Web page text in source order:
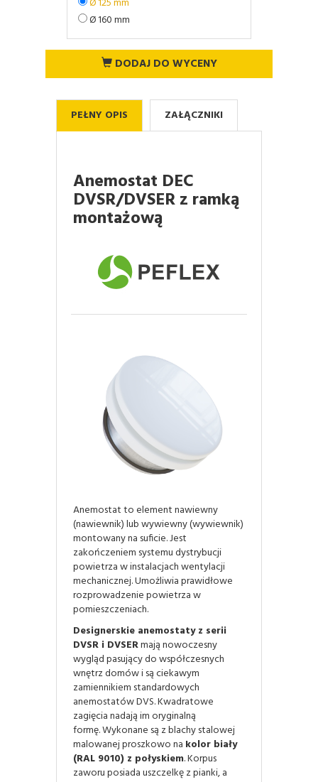
Ø 160 mm
DODAJ DO WYCENY
PEŁNY OPIS ZAŁĄCZNIKI
Anemostat DEC
DVSR/DVSER z ramką
montażową
Anemostat to element nawiewny
(nawiewnik) lub wywiewny (wywiewnik)
montowany na suficie. Jest
zakończeniem systemu dystrybucji
powietrza w instalacjach wentylacji
mechanicznej. Umożliwia prawidłowe
rozprowadzenie powietrza w
pomieszczeniach.
Designerskie anemostaty z serii
DVSR i DVSERmają nowoczesny
wygląd pasujący do współczesnych
wnętrz domów i są ciekawym
zamiennikiem standardowych
anemostatów DVS. Kwadratowe
zagięcia nadają im oryginalną
formę. Wykonane są z blachy stalowej
malowanej proszkowo na kolor biały
(RAL 9010) z połyskiem. Korpus
zaworu posiada uszczelkę z pianki, a